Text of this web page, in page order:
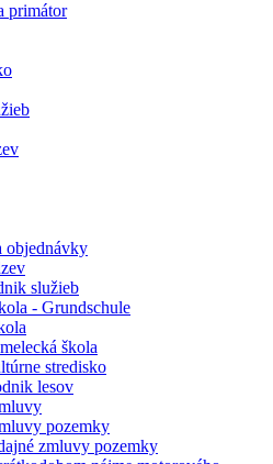
primátor
objednávky
služieb
- Grundschule
škola
stredisko
lesov
pozemky
zmluvy pozemky